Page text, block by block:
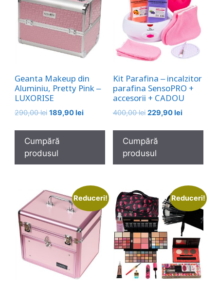
Geanta Makeup din
Aluminiu, Pretty Pink –
LUXORISE
290,00lei Prețul
a
fost:
290,00 lei.
189,90lei
este:
Cumpără
produsul
Kit Parafina – incalzitor
parafina SensoPRO +
accesorii + CADOU
400,00lei Prețul
a
fost:
400,00 lei.
229,90leiPrețul
este:
Cumpără
produsul
Reduceri! Reduceri!